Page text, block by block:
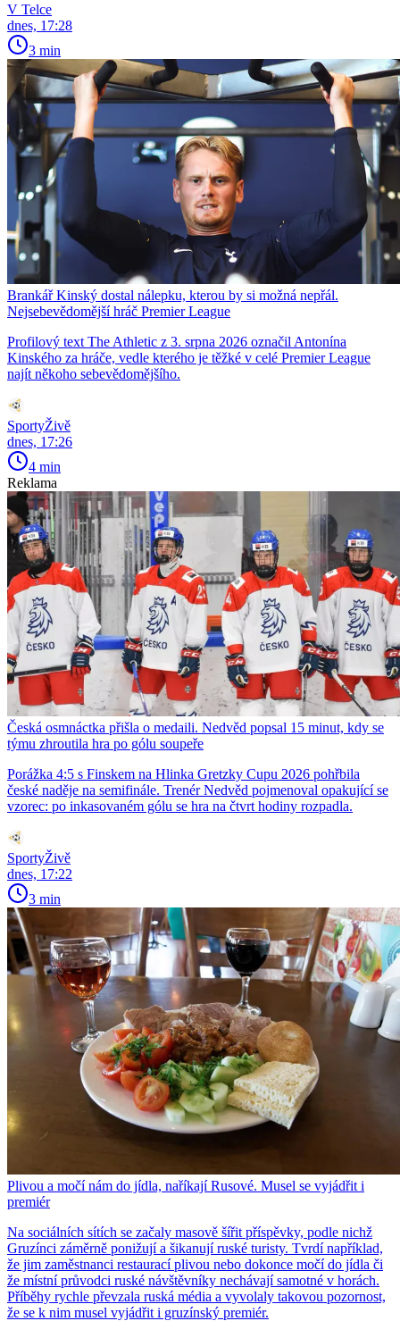
V Telce
dnes, 17:28
3 min
Brankář Kinský dostal nálepku, kterou by si možná nepřál.
Nejsebevědomější hráč Premier League
Profilový text The Athletic z 3. srpna 2026 označil Antonína
Kinského za hráče, vedle kterého je těžké v celé Premier League
najít někoho sebevědomějšího.
SportyŽivě
dnes, 17:26
4 min
Reklama
Česká osmnáctka přišla o medaili. Nedvěd popsal 15 minut, kdy se
týmu zhroutila hra po gólu soupeře
Porážka 4:5 s Finskem na Hlinka Gretzky Cupu 2026 pohřbila
české naděje na semifinále. Trenér Nedvěd pojmenoval opakující se
vzorec: po inkasovaném gólu se hra na čtvrt hodiny rozpadla.
SportyŽivě
dnes, 17:22
3 min
Plivou a močí nám do jídla, naříkají Rusové. Musel se vyjádřit i
premiér
Na sociálních sítích se začaly masově šířit příspěvky, podle nichž
Gruzínci záměrně ponižují a šikanují ruské turisty. Tvrdí například,
že jim zaměstnanci restaurací plivou nebo dokonce močí do jídla či
že místní průvodci ruské návštěvníky nechávají samotné v horách.
Příběhy rychle převzala ruská média a vyvolaly takovou pozornost,
že se k nim musel vyjádřit i gruzínský premiér.